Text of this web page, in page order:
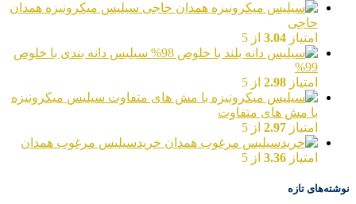
سیلیس میکرونیزه همدان
حاجی
امتیاز 3.04 از 5
سیلیس دانه بندی با خلوص
99%
امتیاز 2.98 از 5
سیلیس میکرونیزه
با مش های متفاوت
امتیاز 2.97 از 5
خریدسیلیس مرغوب همدان
امتیاز 3.36 از 5
نوشته‌های تازه